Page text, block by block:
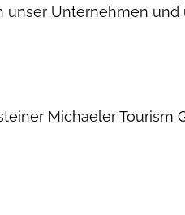
unser Unternehmen
Michaeler Tourism